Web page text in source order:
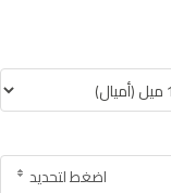
اضغط لتحديد